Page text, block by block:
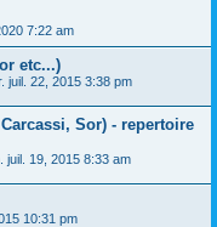
7:22 am
etc...)
juil. 22, 2015 3:38 pm
Sor) - repertoire
juil. 19, 2015 8:33 am
10:31 pm